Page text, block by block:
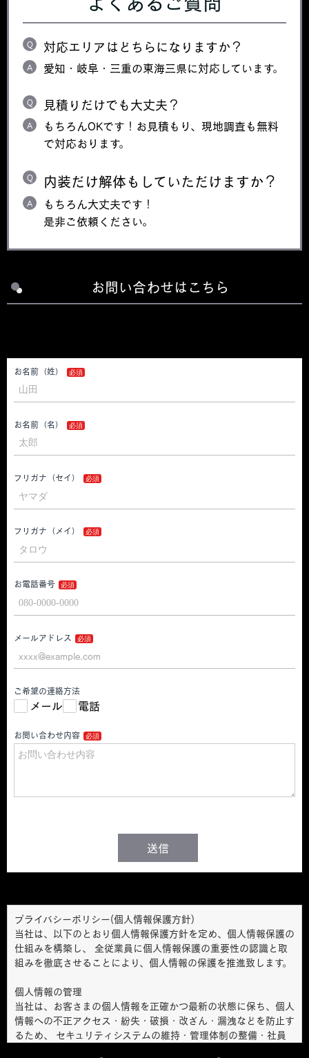
Q 対応エリアはどちらになりますか？
A 愛知・岐阜・三重の東海三県に対応しています。
Q 見積りだけでも大丈夫？
A
もちろんOKです！お見積もり、現地調査も無料
で対応おります。
Q 内装だけ解体もしていただけますか？
A
もちろん大丈夫です！
是非ご依頼ください。
お問い合わせはこちら
プライバシーポリシー(個人情報保護方針)
当社は、以下のとおり個人情報保護方針を定め、個人情報保護の
仕組みを構築し、 全従業員に個人情報保護の重要性の認識と取
組みを徹底させることにより、個人情報の保護を推進致します。
個人情報の管理
当社は、お客さまの個人情報を正確かつ最新の状態に保ち、個人
情報への不正アクセス・紛失・破損・改ざん・漏洩などを防止す
るため、 セキュリティシステムの維持・管理体制の整備・社員